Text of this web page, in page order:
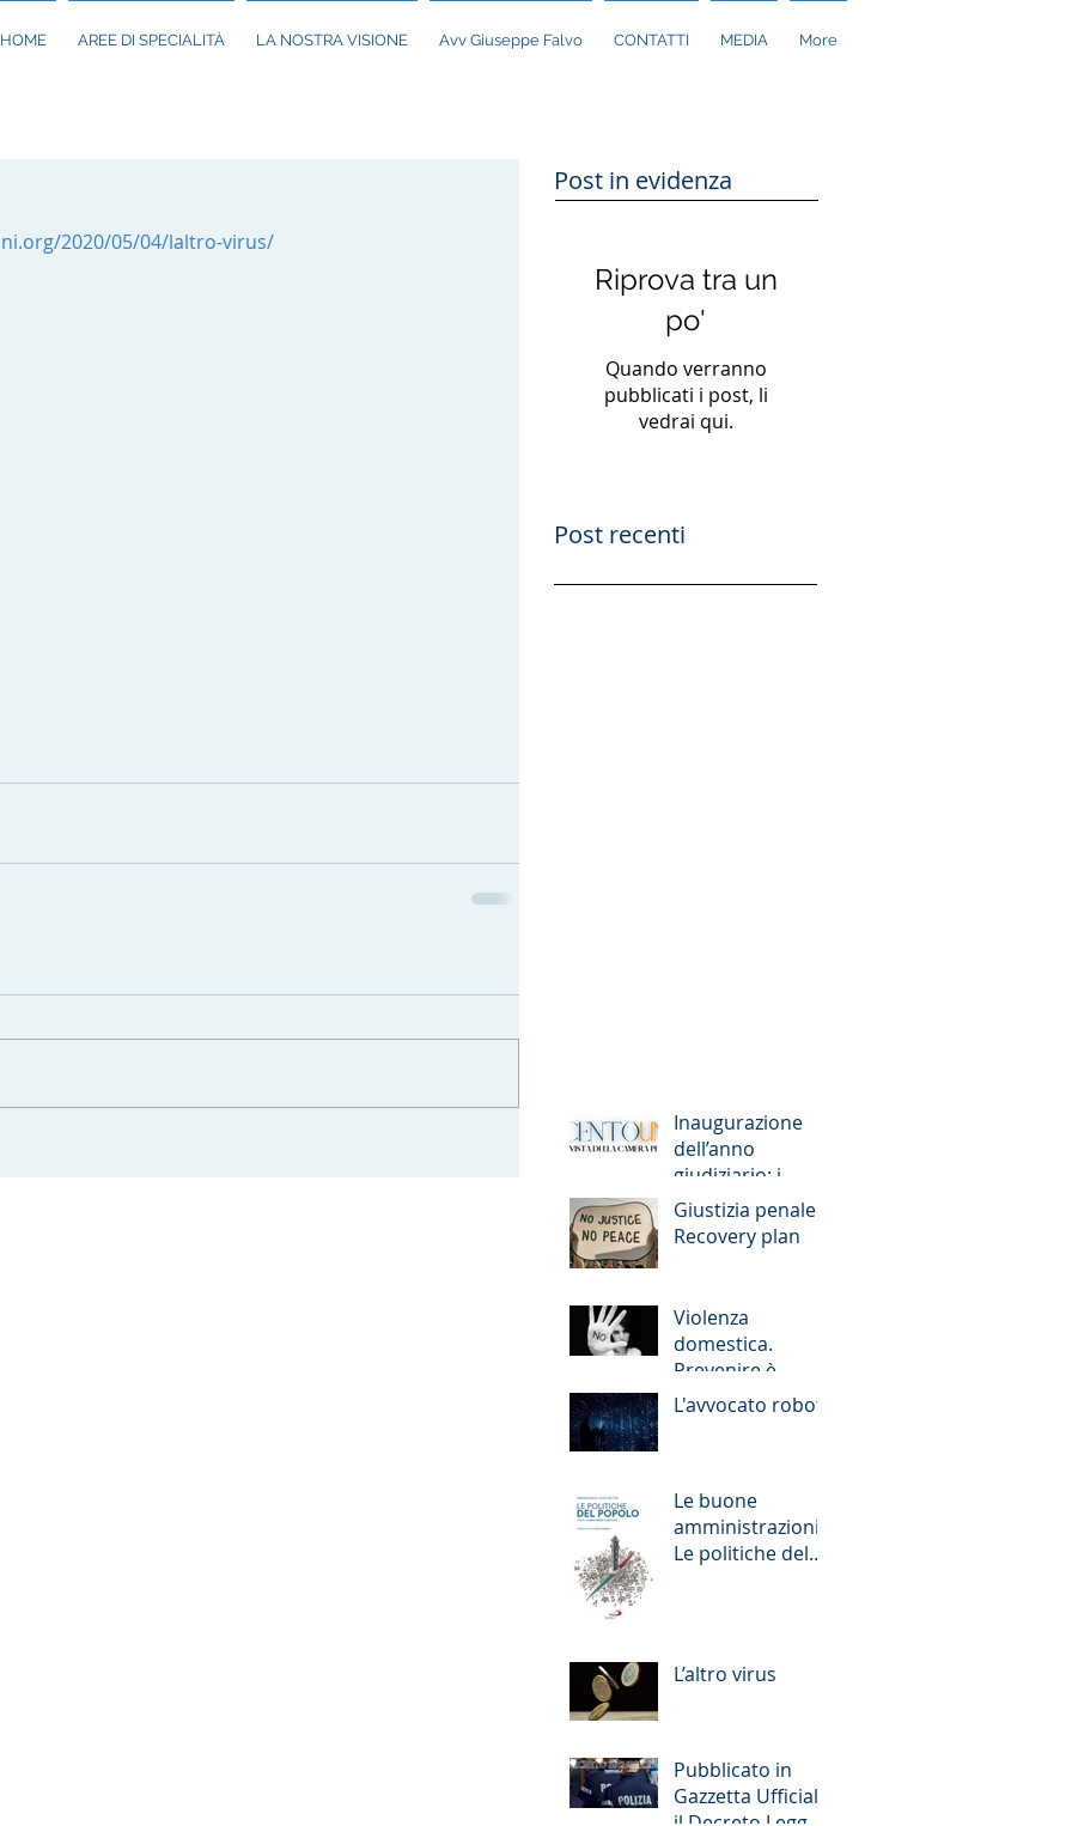
HOME AREE DI SPECIALITÀ LA NOSTRA VISIONE Avv Giuseppe Falvo CONTATTI MEDIA More
2020/05/04/laltro-virus/
Post in evidenza
Riprova tra un
po'
Quando verranno
pubblicati i post, li
vedrai qui.
Post recenti
Inaugurazione
dell’anno
giudiziario: i
numeri della
giustizia romana
Giustizia penale e
Recovery plan
Violenza
domestica.
Prevenire è
meglio che
L'avvocato robot
Le buone
amministrazioni -
Le politiche del
L’altro virus
Pubblicato in
Gazzetta Ufficiale